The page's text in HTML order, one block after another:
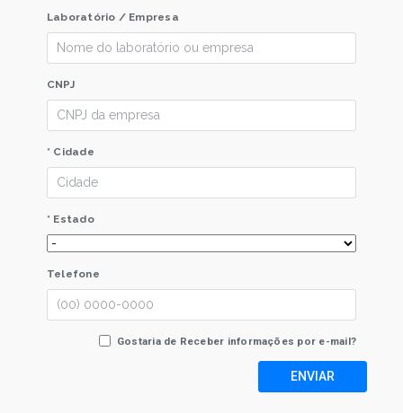
Laboratório / Empresa
CNPJ
* Cidade
* Estado
Telefone
Gostaria de Receber informações por e-mail?
ENVIAR